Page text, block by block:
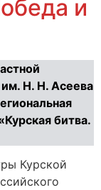
и
им. Н. Н. Асеева
битва.
Курской